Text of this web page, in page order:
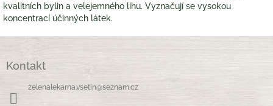
kvalitních bylin a velejemného lihu. Vyznačují se vysokou
koncentrací účinných látek.
Kontakt
zelenalekarna.vsetin@seznam.cz